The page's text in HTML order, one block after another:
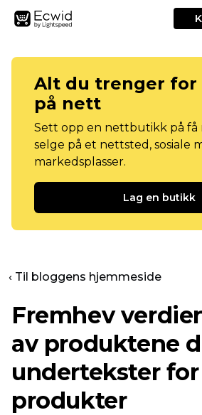
Alt du trenger for
på nett
Sett opp en nettbutikk på få
selge på et nettsted, sosiale
markedsplasser.
Lag en butikk
‹ Til bloggens hjemmeside
Fremhev
av produktene
undertekster
produkter